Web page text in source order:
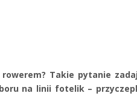
rowerem? Takie pytanie
na linii fotelik –